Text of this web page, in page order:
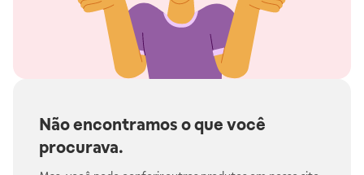
Não encontramos o que você
procurava.